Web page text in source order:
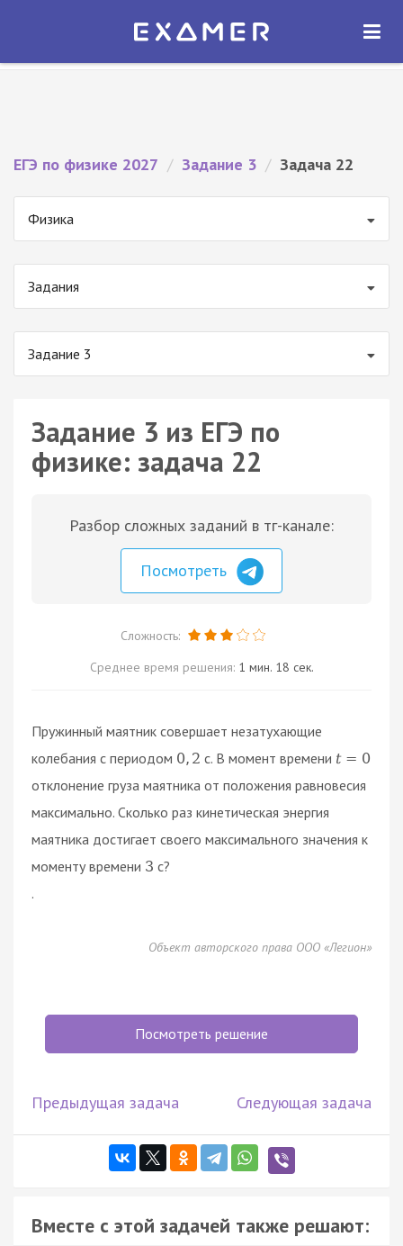
Экзамер — ЕГЭ 2027
ОТКРЫТЬ
ЕГЭ по физике 2027 / Задание 3 / Задача 22
Физика
Задания
Задание 3
Задание 3 из ЕГЭ по
физике: задача 22
Разбор сложных заданий в тг-канале:
Посмотреть
Сложность:
Среднее время решения: 1 мин. 18 сек.
Пружинный маятник совершает незатухающие
колебания с периодом 0, 2 с. В момент времени t = 0
отклонение груза маятника от положения равновесия
максимально. Сколько раз кинетическая энергия
маятника достигает своего максимального значения к
моменту времени 3 c?
.
Объект авторского права ООО «Легион»
Посмотреть решение
Предыдущая задача Следующая задача
Вместе с этой задачей также решают: